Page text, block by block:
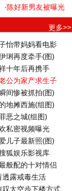
·陈好新男友被曝光
更多>>
怡带妈妈看电影
琍再度牵手(图)
十年后再携手
公为家产求生子
间惨被抓拍(图)
地摊西施(组图)
恶之城(组图)
私密视频曝光
儿子最新照(图)
狐娱乐影视库
般配的十对情侣
透露戒毒生活
叹太空步下楼方式